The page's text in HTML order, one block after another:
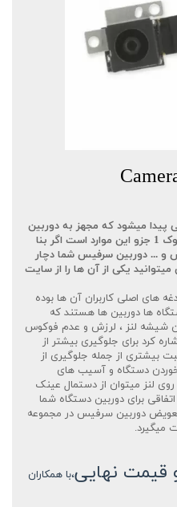
پیدا میشود که مجهز به دوربین
پشت باشند اما مایکروسافت سرفیس بوک 1 جزو این موارد است اگر بنا
و ... دوربین سرفیس شما دچار
یکی از آن ها را از سایت
های اصلی کاربران آن ها بوده
ها دوربین ها هستند که
شیشه لنز ، لرزش و عدم فوکوس
کرد برای جلوگیری بیشتر از
بیشتری از جمله جلوگیری از
خوردن دستگاه و آسیب های
لنز میتوان از دستمال عینک
برای دوربین دستگاه شما
دوربین سرفیس در مجموعه
میگیرد.
قیمت نهایی،با همکاران